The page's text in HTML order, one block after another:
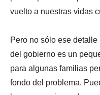
vuelto a nuestras vidas
Pero no sólo ese
del gobierno es un
para algunas familias
fondo del problema.